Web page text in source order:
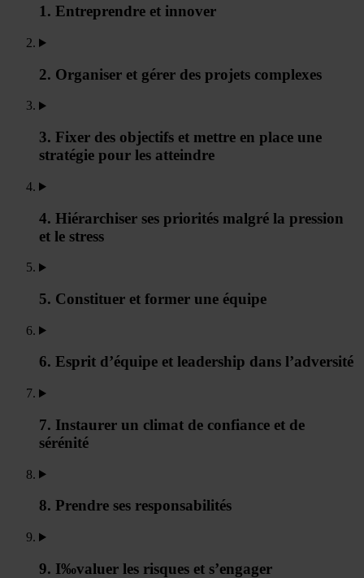
1. Entreprendre et innover
2. Organiser et gérer des projets complexes
3. Fixer des objectifs et mettre en place une
stratégie pour les atteindre
4. Hiérarchiser ses priorités malgré la pression
et le stress
5. Constituer et former une équipe
6. Esprit d’équipe et leadership dans l’adversité
7. Instaurer un climat de confiance et de
sérénité
8. Prendre ses responsabilités
9. I‰valuer les risques et s’engager